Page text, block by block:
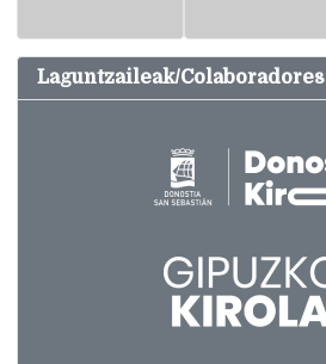
Laguntzaileak/Colaboradores